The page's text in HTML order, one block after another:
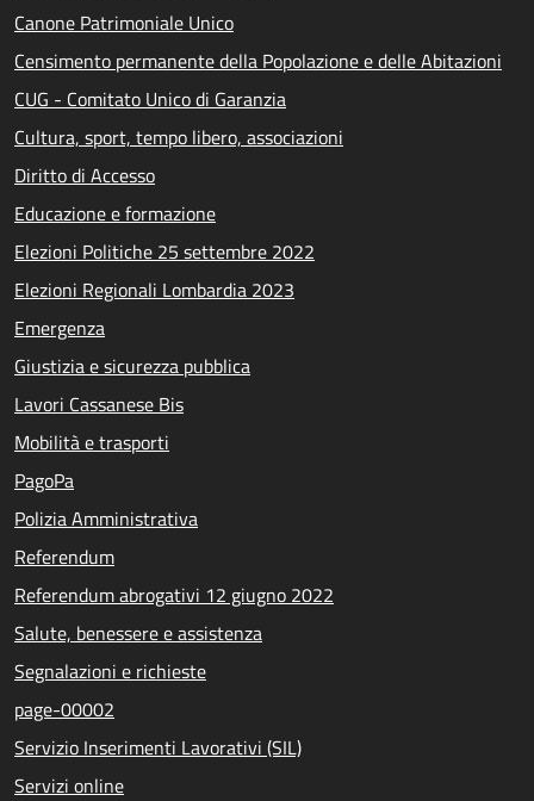
Canone Patrimoniale Unico
Censimento permanente della Popolazione e delle Abitazioni
CUG - Comitato Unico di Garanzia
Cultura, sport, tempo libero, associazioni
Diritto di Accesso
Educazione e formazione
Elezioni Politiche 25 settembre 2022
Elezioni Regionali Lombardia 2023
Emergenza
Giustizia e sicurezza pubblica
Lavori Cassanese Bis
Mobilità e trasporti
PagoPa
Polizia Amministrativa
Referendum
Referendum abrogativi 12 giugno 2022
Salute, benessere e assistenza
Segnalazioni e richieste
page-00002
Servizio Inserimenti Lavorativi (SIL)
Servizi online